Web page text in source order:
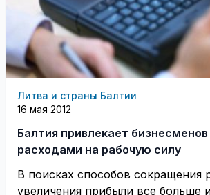
Литва и страны Балтии
16 мая 2012
Балтия привлекает
расходами на рабочую силу
В поисках способов сокращения
увеличения прибыли все больше